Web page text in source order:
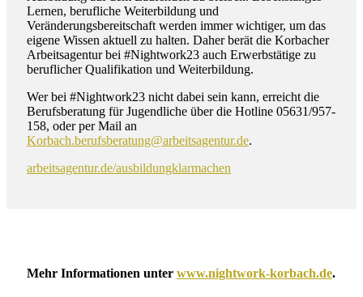
Lernen, berufliche Weiterbildung und
Veränderungsbereitschaft werden immer wichtiger, um das
eigene Wissen aktuell zu halten. Daher berät die Korbacher
Arbeitsagentur bei #Nightwork23 auch Erwerbstätige zu
beruflicher Qualifikation und Weiterbildung.
Wer bei #Nightwork23 nicht dabei sein kann, erreicht die
Berufsberatung für Jugendliche über die Hotline 05631/957-
158, oder per Mail an
Korbach.berufsberatung@arbeitsagentur.de.
arbeitsagentur.de/ausbildungklarmachen
Mehr Informationen unter www.nightwork-korbach.de.